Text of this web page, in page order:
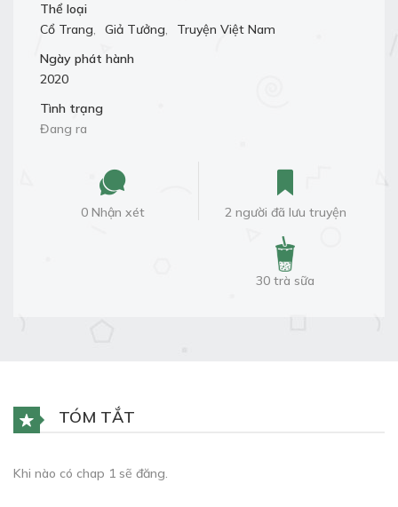
Thể loại
Cổ Trang, Giả Tưởng,
Truyện Việt Nam
Ngày phát hành
2020
Tình trạng
Đang ra
0 Nhận xét 2 người đã lưu truyện
30 trà sữa
TÓM TẮT
Khi nào có chap 1 sẽ đăng.